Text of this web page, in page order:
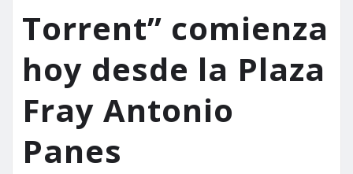
Torrent” comienza
hoy desde la Plaza
Fray Antonio
Panes